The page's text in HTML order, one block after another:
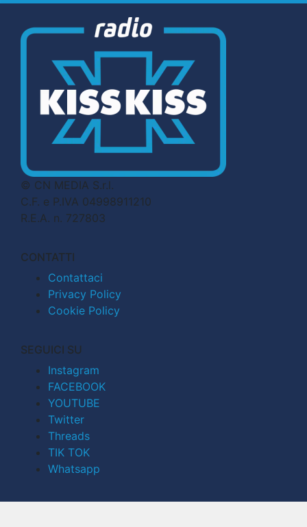
© CN MEDIA S.r.l.
C.F. e P.IVA 04998911210
R.E.A. n. 727803
CONTATTI
Contattaci
Privacy Policy
Cookie Policy
SEGUICI SU
Instagram
FACEBOOK
YOUTUBE
Twitter
Threads
TIK TOK
Whatsapp